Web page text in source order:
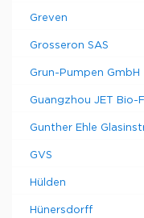
Greven
Grosseron SAS
Grun-Pumpen GmbH
Guangzhou JET Bio-
Gunther Ehle
GVS
Hülden
Hünersdorff